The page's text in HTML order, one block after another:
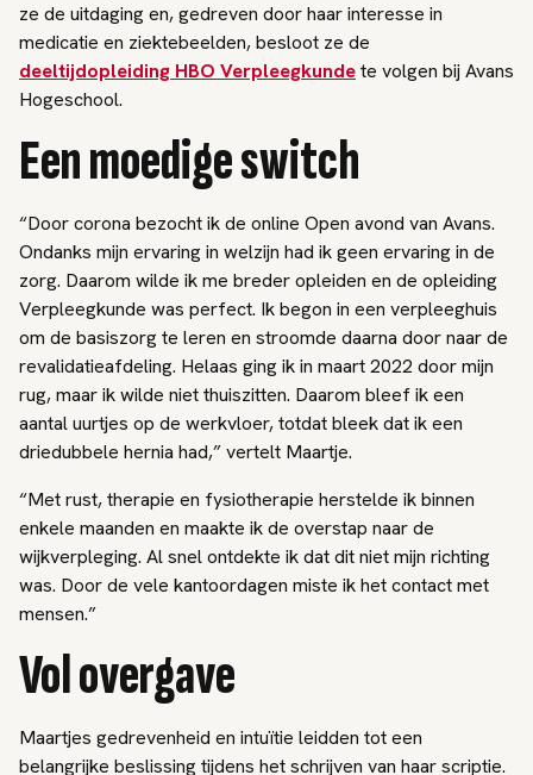
ze de uitdaging en, gedreven door haar interesse in
medicatie en ziektebeelden, besloot ze de
deeltijdopleiding HBO Verpleegkundete volgen bij Avans
Hogeschool.
Een moedige switch
“Door corona bezocht ik de online Open avond van Avans.
Ondanks mijn ervaring in welzijn had ik geen ervaring in de
zorg. Daarom wilde ik me breder opleiden en de opleiding
Verpleegkunde was perfect. Ik begon in een verpleeghuis
om de basiszorg te leren en stroomde daarna door naar de
revalidatieafdeling. Helaas ging ik in maart 2022 door mijn
rug, maar ik wilde niet thuiszitten. Daarom bleef ik een
aantal uurtjes op de werkvloer, totdat bleek dat ik een
driedubbele hernia had,” vertelt Maartje.
“Met rust, therapie en fysiotherapie herstelde ik binnen
enkele maanden en maakte ik de overstap naar de
wijkverpleging. Al snel ontdekte ik dat dit niet mijn richting
was. Door de vele kantoordagen miste ik het contact met
mensen.”
Vol overgave
Maartjes gedrevenheid en intuïtie leidden tot een
belangrijke beslissing tijdens het schrijven van haar scriptie.